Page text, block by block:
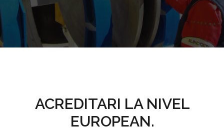
ACREDITARI LA NIVEL
EUROPEAN.